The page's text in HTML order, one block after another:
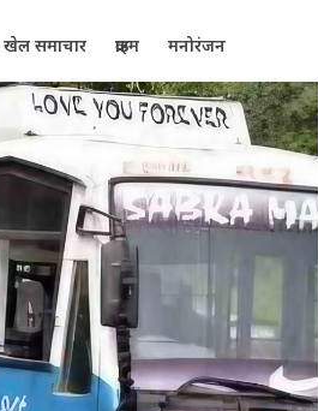
खेल समाचार क्राइम मनोरंजन